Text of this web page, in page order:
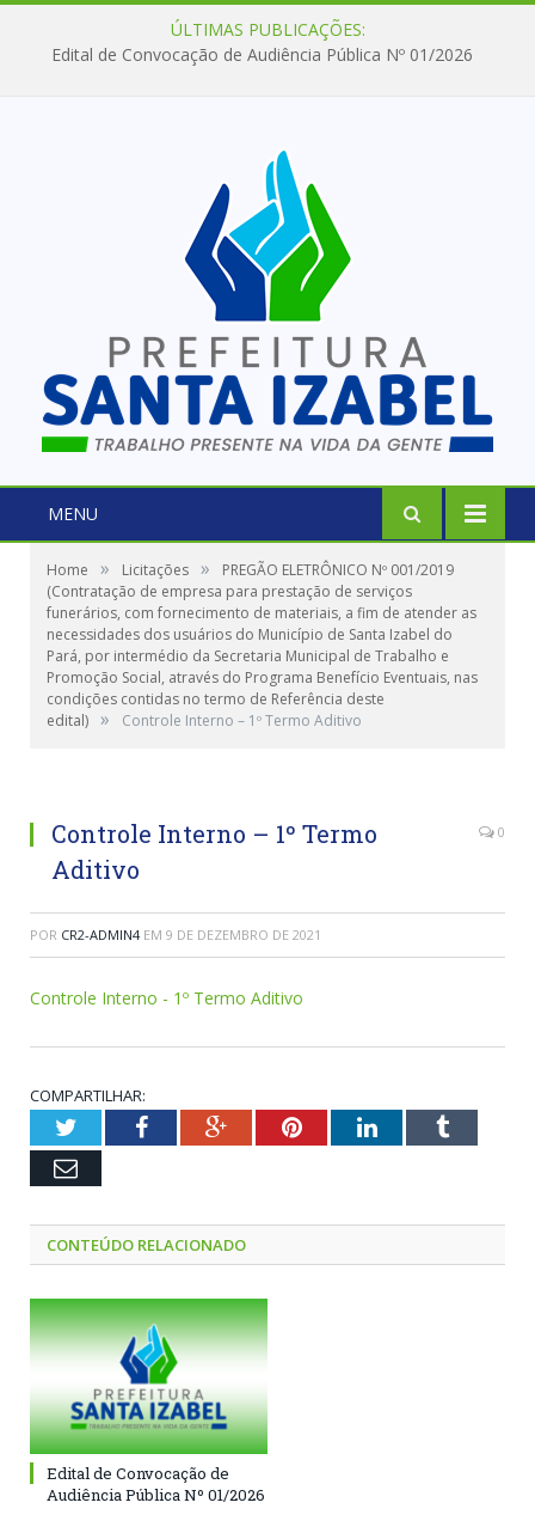
ÚLTIMAS PUBLICAÇÕES:
Edital de Convocação de Audiência Pública Nº 01/2026
MENU
Home » Licitações »
PREGÃO ELETRÔNICO Nº 001/2019
(Contratação de empresa para prestação de serviços
funerários, com fornecimento de materiais, a fim de atender as
necessidades dos usuários do Município de Santa Izabel do
Pará, por intermédio da Secretaria Municipal de Trabalho e
Promoção Social, através do Programa Benefício Eventuais, nas
condições contidas no termo de Referência deste
edital) » Controle Interno – 1º Termo Aditivo
Controle Interno – 1º Termo
Aditivo
0
POR CR2-ADMIN4 EM 9 DE DEZEMBRO DE 2021
Controle Interno - 1º Termo Aditivo
COMPARTILHAR:
TwitterFacebookGoogle+PinterestLinkedInTumblr
Email
CONTEÚDO RELACIONADO
Edital de Convocação de
Audiência Pública Nº 01/2026